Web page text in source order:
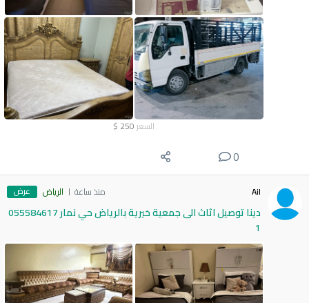
السعر 250
$
0
Ail منذ ساعة الرياض عرض
دينا توصيل اثاث الى جمعية خيرية بالرياض حي نمار 055584617
1